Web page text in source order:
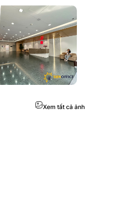
Xem tất cả ảnh